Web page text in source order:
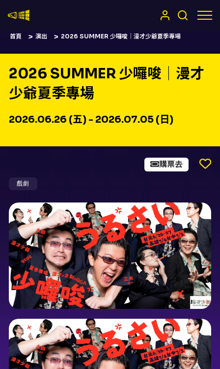
首頁 演出 2026 SUMMER 少囉唆｜漫才少爺夏季專場
2026 SUMMER 少囉唆｜漫才
少爺夏季專場
2026.06.26 (五) - 2026.07.05 (日)
戲劇
購票去